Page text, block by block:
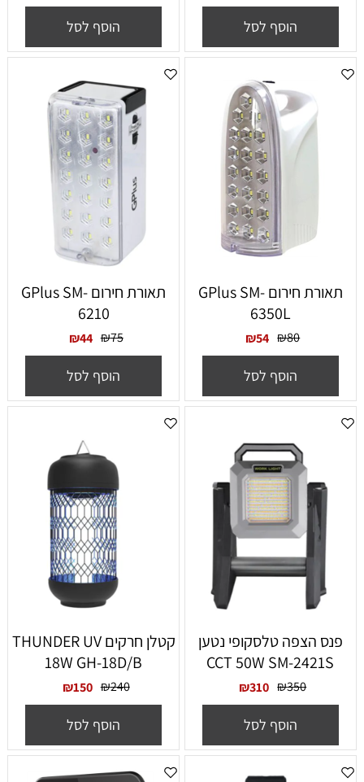
הוסף לסל הוסף לסל
תאורת חירום GPlus SM-
6350L
₪80
₪54
הוסף לסל
תאורת חירום GPlus SM-
6210
₪75
₪44
הוסף לסל
פנס הצפה טלסקופי נטען
CCT 50W SM-2421S
₪350
₪310
הוסף לסל
קטלן חרקים THUNDER UV
18W GH-18D/B
₪240
₪150
הוסף לסל